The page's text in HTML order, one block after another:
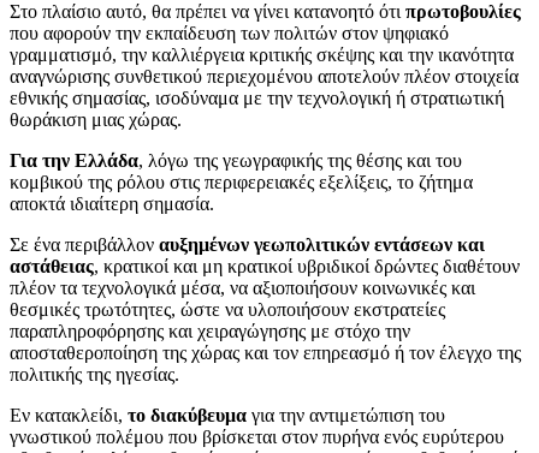
Στο πλαίσιο αυτό, θα πρέπει να γίνει κατανοητό ότιπρωτοβουλίες
που αφορούν την εκπαίδευση των πολιτών στον ψηφιακό
γραμματισμό, την καλλιέργεια κριτικής σκέψης και την ικανότητα
αναγνώρισης συνθετικού περιεχομένου αποτελούν πλέον στοιχεία
εθνικής σημασίας, ισοδύναμα με την τεχνολογική ή στρατιωτική
θωράκιση μιας χώρας.
Για την Ελλάδα, λόγω της γεωγραφικής της θέσης και του
κομβικού της ρόλου στις περιφερειακές εξελίξεις, το ζήτημα
αποκτά ιδιαίτερη σημασία.
Σε ένα περιβάλλον αυξημένων γεωπολιτικών εντάσεων και
αστάθειας, κρατικοί και μη κρατικοί υβριδικοί δρώντες διαθέτουν
πλέον τα τεχνολογικά μέσα, να αξιοποιήσουν κοινωνικές και
θεσμικές τρωτότητες, ώστε να υλοποιήσουν εκστρατείες
παραπληροφόρησης και χειραγώγησης με στόχο την
αποσταθεροποίηση της χώρας και τον επηρεασμό ή τον έλεγχο της
πολιτικής της ηγεσίας.
Εν κατακλείδι, το διακύβευμα για την αντιμετώπιση του
γνωστικού πολέμου που βρίσκεται στον πυρήνα ενός ευρύτερου